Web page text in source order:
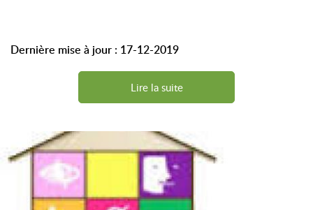
Dernière mise à jour : 17-12-2019
Lire la suite